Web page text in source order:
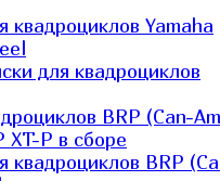
квадроциклов Yamaha
для квадроциклов
BRP (Can-
XT-P в сборе
квадроциклов BRP